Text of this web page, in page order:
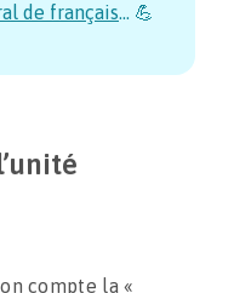
de français… 💪
compte la «